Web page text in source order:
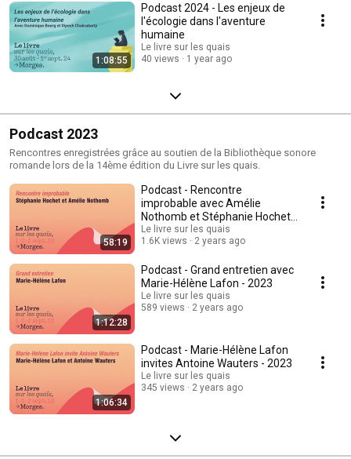
1:08:55
Podcast 2024 - Les enjeux de
l'écologie dans l'aventure
humaine
Le livre sur les quais
40 views
1 year ago
Podcast 2023
Rencontres enregistrées grâce au soutien de la Bibliothèque sonore
romande lors de la 14ème édition du Livre sur les quais.
58:19
Podcast - Rencontre
improbable avec Amélie
Nothomb et Stéphanie Hochet -
2023
Le livre sur les quais
1.6K views
2 years ago
1:12:28
Podcast - Grand entretien avec
Marie-Hélène Lafon - 2023
Le livre sur les quais
589 views
2 years ago
1:06:34
Podcast - Marie-Hélène Lafon
invites Antoine Wauters - 2023
Le livre sur les quais
345 views
2 years ago